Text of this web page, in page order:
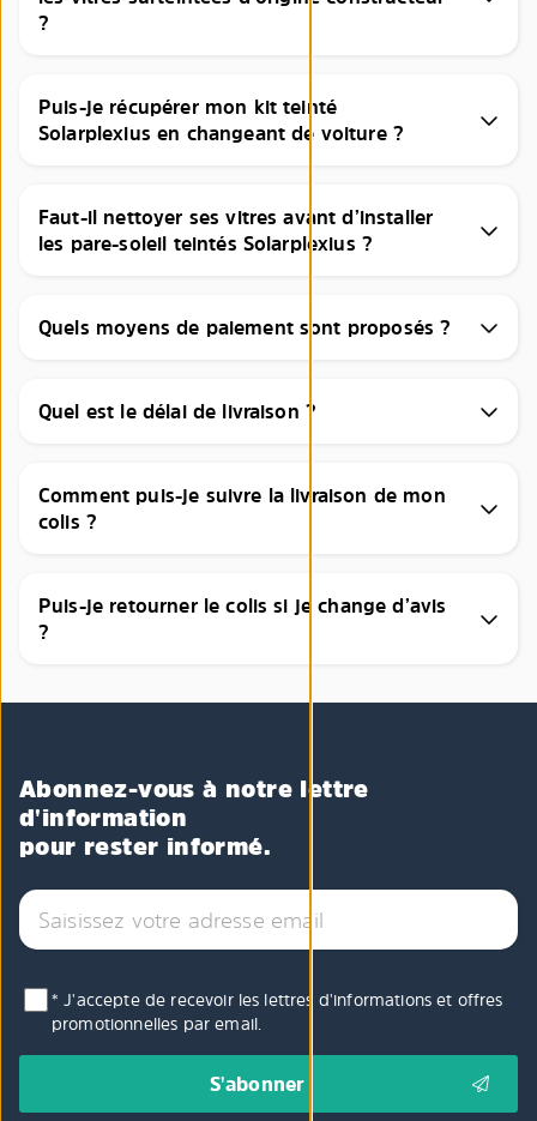
?
Puis-je récupérer mon kit teinté
Solarplexius en changeant de voiture ?
Faut-il nettoyer ses vitres avant d’installer
les pare-soleil teintés Solarplexius ?
Quels moyens de paiement sont proposés ?
Quel est le délai de livraison ?
Comment puis-je suivre la livraison de mon
colis ?
Puis-je retourner le colis si je change d’avis
?
Abonnez-vous à notre lettre
d'information
pour rester informé.
* J'accepte de recevoir les lettres d'informations et offres
promotionnelles par email.